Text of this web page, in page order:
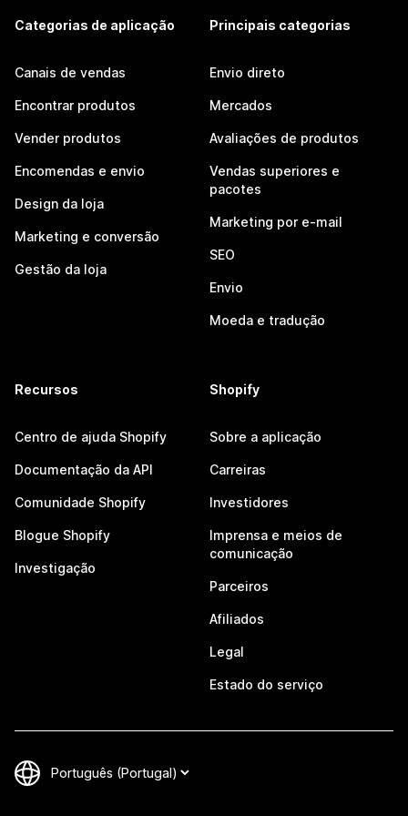
Categorias de aplicação
Canais de vendas
Encontrar produtos
Vender produtos
Encomendas e envio
Design da loja
Marketing e conversão
Gestão da loja
Principais categorias
Envio direto
Mercados
Avaliações de produtos
Vendas superiores e
pacotes
Marketing por e-mail
SEO
Envio
Moeda e tradução
Recursos
Centro de ajuda Shopify
Documentação da API
Comunidade Shopify
Blogue Shopify
Investigação
Shopify
Sobre a aplicação
Carreiras
Investidores
Imprensa e meios de
comunicação
Parceiros
Afiliados
Legal
Estado do serviço